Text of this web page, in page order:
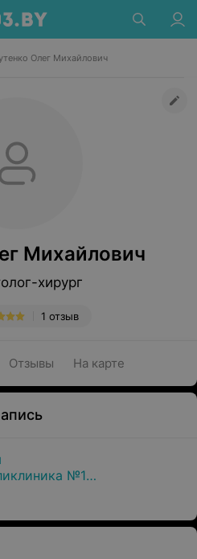
Олег Михайлович
Михайлович
хирург
1 отзыв
Отзывы На карте
№1